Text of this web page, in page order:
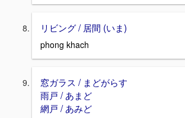
リビング / 居間 (いま)
phong khach
窓ガラス / まどがらす
雨戸 / あまど
網戸 / あみど